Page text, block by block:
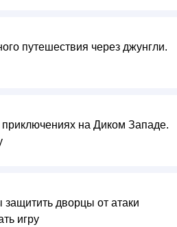
путешествия через джунгли.
на Диком Западе.
дворцы от атаки
игру